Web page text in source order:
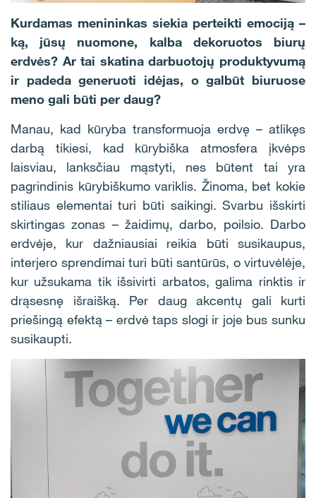
Kurdamas menininkas siekia perteikti emociją –
ką, jūsų nuomone, kalba dekoruotos biurų
erdvės? Ar tai skatina darbuotojų produktyvumą
ir padeda generuoti idėjas, o galbūt biuruose
meno gali būti per daug?
Manau, kad kūryba transformuoja erdvę – atlikęs
darbą tikiesi, kad kūrybiška atmosfera įkvėps
laisviau, lanksčiau mąstyti, nes būtent tai yra
pagrindinis kūrybiškumo variklis. Žinoma, bet kokie
stiliaus elementai turi būti saikingi. Svarbu išskirti
skirtingas zonas – žaidimų, darbo, poilsio. Darbo
erdvėje, kur dažniausiai reikia būti susikaupus,
interjero sprendimai turi būti santūrūs, o virtuvėlėje,
kur užsukama tik išsivirti arbatos, galima rinktis ir
drąsesnę išraišką. Per daug akcentų gali kurti
priešingą efektą – erdvė taps slogi ir joje bus sunku
susikaupti.